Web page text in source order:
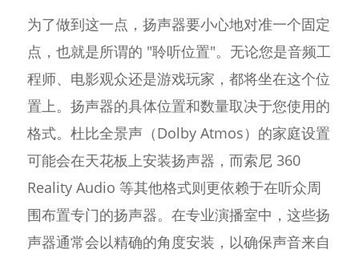
为了做到这一点，扬声器要小心地对准一个固定
点，也就是所谓的 "聆听位置"。无论您是音频工
程师、电影观众还是游戏玩家，都将坐在这个位
置上。扬声器的具体位置和数量取决于您使用的
格式。杜比全景声（Dolby Atmos）的家庭设置
可能会在天花板上安装扬声器，而索尼 360
Reality Audio 等其他格式则更依赖于在听众周
围布置专门的扬声器。在专业演播室中，这些扬
声器通常会以精确的角度安装，以确保声音来自